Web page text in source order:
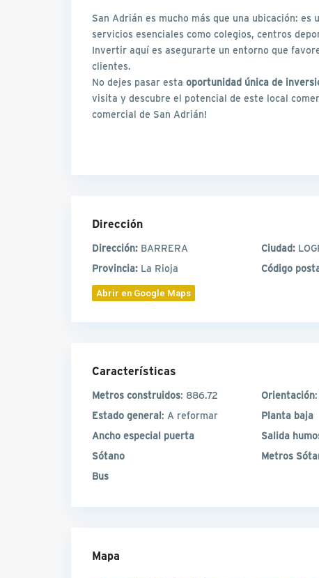
San Adrián es mucho más que una ubicación:
servicios esenciales como colegios, centros
Invertir aquí es asegurarte un entorno que
clientes.
No dejes pasar estaoportunidad única de
visita y descubre el potencial de este local
comercial de San Adrián!
Dirección
Dirección: BARRERA Ciudad:
Provincia: La Rioja Código
Abrir en Google Maps
Características
Metros construidos: 886.72 Orientación
Estado general: A reformar Planta baja
Ancho especial puerta
Salida
Sótano
Metros
Bus
Mapa